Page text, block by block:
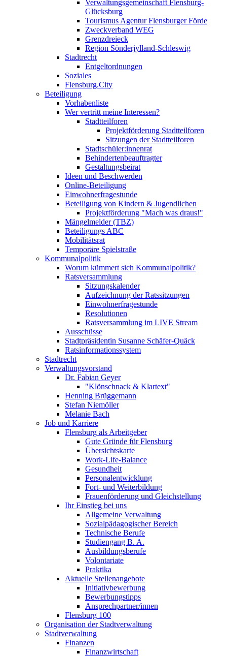
Verwaltungsgemeinschaft Flensburg-
Glücksburg
Tourismus Agentur Flensburger Förde
Zweckverband WEG
Grenzdreieck
Region Sönderjylland-Schleswig
Stadtrecht
Entgeltordnungen
Soziales
Flensburg.City
Beteiligung
Vorhabenliste
Wer vertritt meine Interessen?
Stadtteilforen
Projektförderung Stadtteilforen
Sitzungen der Stadtteilforen
Stadtschüler:innenrat
Behindertenbeauftragter
Gestaltungsbeirat
Ideen und Beschwerden
Online-Beteiligung
Einwohnerfragestunde
Beteiligung von Kindern & Jugendlichen
Projektförderung "Mach was draus!"
Mängelmelder (TBZ)
Beteiligungs ABC
Mobilitätsrat
Temporäre Spielstraße
Kommunalpolitik
Worum kümmert sich Kommunalpolitik?
Ratsversammlung
Sitzungskalender
Aufzeichnung der Ratssitzungen
Einwohnerfragestunde
Resolutionen
Ratsversammlung im LIVE Stream
Ausschüsse
Stadtpräsidentin Susanne Schäfer-Quäck
Ratsinformationssystem
Stadtrecht
Verwaltungsvorstand
Dr. Fabian Geyer
"Klönschnack & Klartext"
Henning Brüggemann
Stefan Niemöller
Melanie Bach
Job und Karriere
Flensburg als Arbeitgeber
Gute Gründe für Flensburg
Übersichtskarte
Work-Life-Balance
Gesundheit
Personalentwicklung
Fort- und Weiterbildung
Frauenförderung und Gleichstellung
Ihr Einstieg bei uns
Allgemeine Verwaltung
Sozialpädagogischer Bereich
Technische Berufe
Studiengang B. A.
Ausbildungsberufe
Volontariate
Praktika
Aktuelle Stellenangebote
Initiativbewerbung
Bewerbungstipps
Ansprechpartner/innen
Flensburg 100
Organisation der Stadtverwaltung
Stadtverwaltung
Finanzen
Finanzwirtschaft